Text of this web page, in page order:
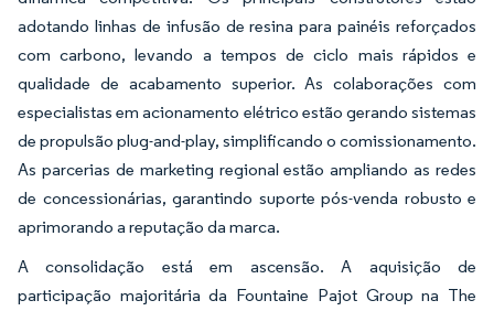
adotando linhas de infusão de resina para painéis reforçados
com carbono, levando a tempos de ciclo mais rápidos e
qualidade de acabamento superior. As colaborações com
especialistas em acionamento elétrico estão gerando sistemas
de propulsão plug-and-play, simplificando o comissionamento.
As parcerias de marketing regional estão ampliando as redes
de concessionárias, garantindo suporte pós-venda robusto e
aprimorando a reputação da marca.
A consolidação está em ascensão. A aquisição de
participação majoritária da Fountaine Pajot Group na The